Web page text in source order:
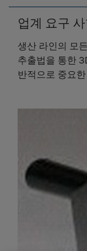
업계 요구
생산 라인의 모
추출법을 통한
반적으로 중요